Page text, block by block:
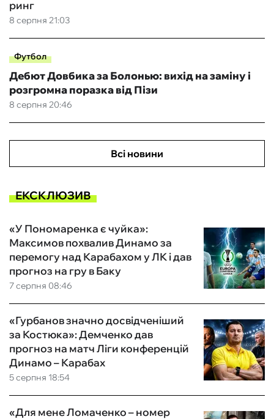
8 серпня 21:03
ринг
Футбол
8 серпня 20:46
Дебют Довбика за Болонью: вихід на заміну і
розгромна поразка від Пізи
Всі новини
ЕКСКЛЮЗИВ
7 серпня 08:46
«У Пономаренка є чуйка»:
Максимов похвалив Динамо за
перемогу над Карабахом у ЛК і дав
прогноз на гру в Баку
5 серпня 18:54
«Гурбанов значно досвідченіший
за Костюка»: Демченко дав
прогноз на матч Ліги конференцій
Динамо – Карабах
«Для мене Ломаченко – номер